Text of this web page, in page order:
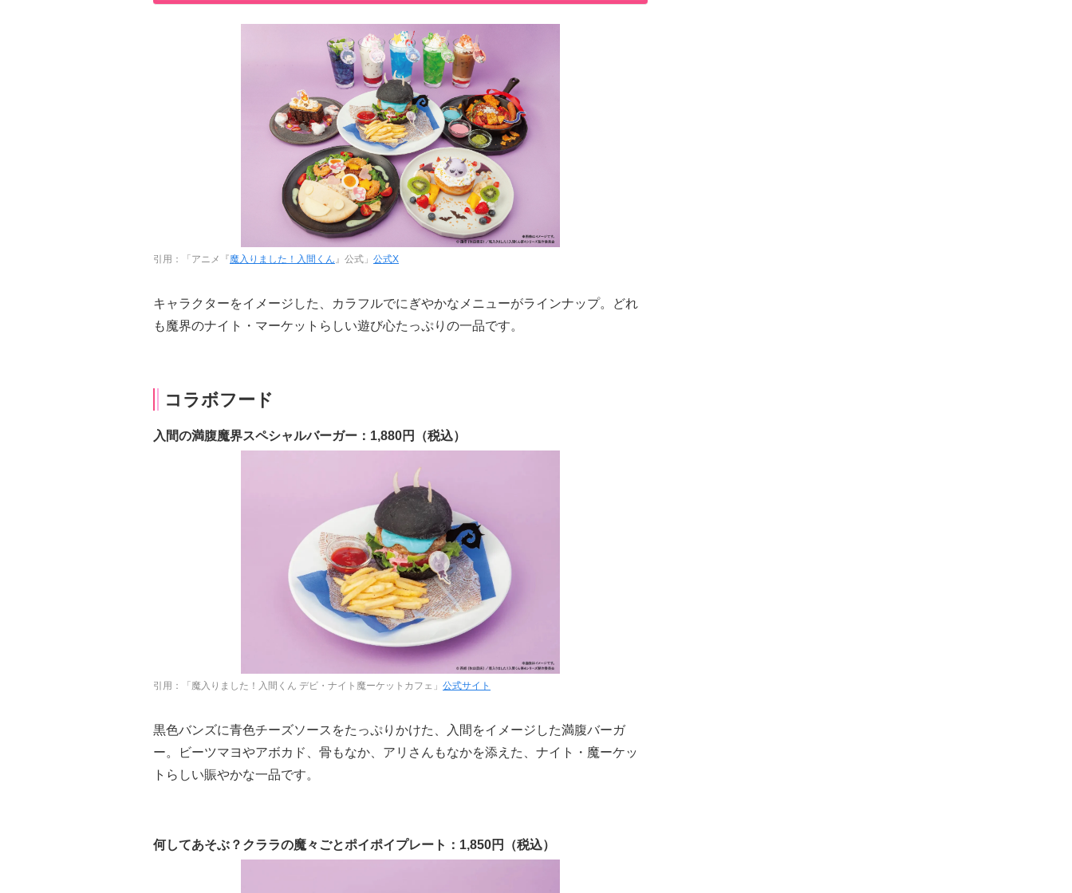
引用：「アニメ『魔入りました！入間くん 』公式」 公式X
キャラクターをイメージした、カラフルでにぎやかなメニューがラインナップ。どれ
も魔界のナイト・マーケットらしい遊び心たっぷりの一品です。
コラボフード
入間の満腹魔界スペシャルバーガー：1,880円（税込）
引用：「魔入りました！入間くん デビ・ナイト魔ーケットカフェ」 公式サイト
黒色バンズに青色チーズソースをたっぷりかけた、入間をイメージした満腹バーガ
ー。ビーツマヨやアボカド、骨もなか、アリさんもなかを添えた、ナイト・魔ーケッ
トらしい賑やかな一品です。
何してあそぶ？クララの魔々ごとポイポイプレート：1,850円（税込）